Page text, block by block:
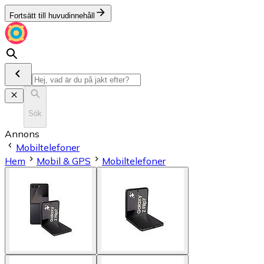
Fortsätt till huvudinnehåll
Sök
Annons
Mobiltelefoner
Hem
Mobil & GPS Mobiltelefoner